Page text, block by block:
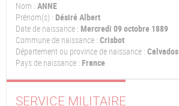
Nom : ANNE
Prénom(s) : Désiré Albert
Date de naissance : Mercredi 09 octobre 1889
Commune de naissance : Crisbot
Département ou province de naissance : Calvados
Pays de naissance : France
SERVICE MILITAIRE